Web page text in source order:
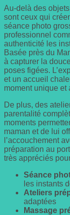
Au-delà des
sont ceux qui
séance photo
professionnel
authenticité les
Basée près du
à capturer la
poses figées.
et un accueil
moment unique et
De plus, des
parentalité
moments
maman et de lui
l’accouchement
préparation au
très appréciés
Séance
les instants
Ateliers
adaptées
Massage